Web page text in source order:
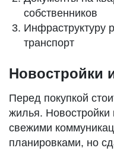
собственников
Инфраструктуру
транспорт
Новостройки
Перед покупкой
жилья. Новостройки
свежими
планировками, но